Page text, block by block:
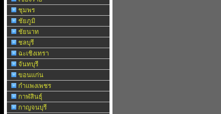
ชุมพร
ชัยภูมิ
ชัยนาท
ชลบุรี
ฉะเชิงเทรา
จันทบุรี
ขอนแก่น
กำแพงเพชร
กาฬสินธุ์
กาญจนบุรี